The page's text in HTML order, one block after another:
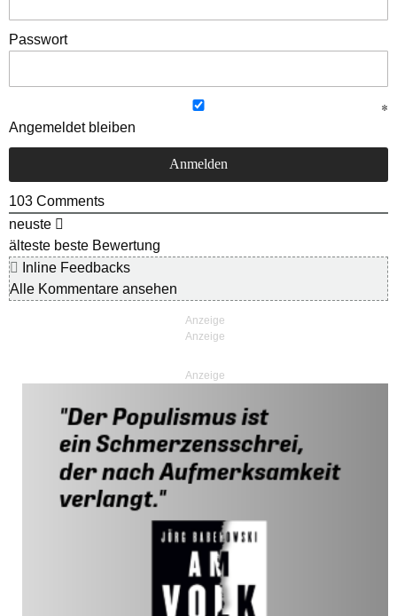
Passwort
Angemeldet bleiben
103 Comments
neuste
älteste beste Bewertung
Inline Feedbacks
Alle Kommentare ansehen
Anzeige